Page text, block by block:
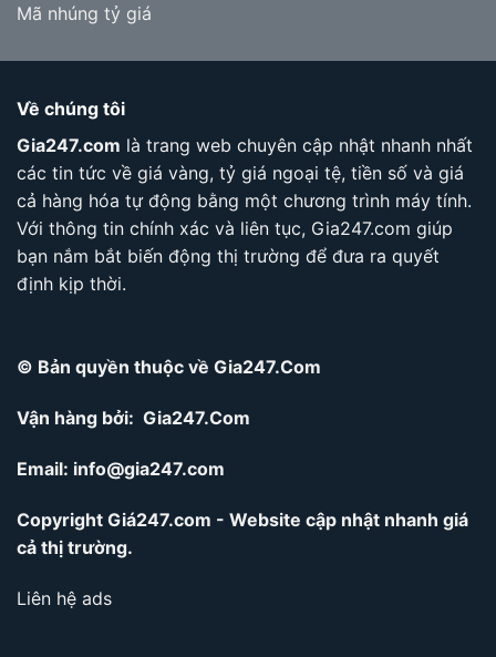
Mã nhúng tỷ giá
Về chúng tôi
Gia247.com là trang web chuyên cập nhật nhanh nhất
các tin tức về giá vàng, tỷ giá ngoại tệ, tiền số và giá
cả hàng hóa tự động bằng một chương trình máy tính.
Với thông tin chính xác và liên tục, Gia247.com giúp
bạn nắm bắt biến động thị trường để đưa ra quyết
định kịp thời.
© Bản quyền thuộc về Gia247.Com
Vận hàng bởi: Gia247.Com
Email: info@gia247.com
Copyright Giá247.com - Website cập nhật nhanh giá
cả thị trường.
Liên hệ ads